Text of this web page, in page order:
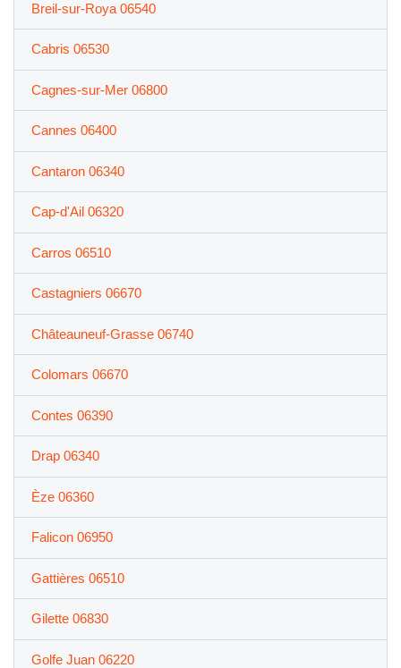
Breil-sur-Roya 06540
Cabris 06530
Cagnes-sur-Mer 06800
Cannes 06400
Cantaron 06340
Cap-d'Ail 06320
Carros 06510
Castagniers 06670
Châteauneuf-Grasse 06740
Colomars 06670
Contes 06390
Drap 06340
Èze 06360
Falicon 06950
Gattières 06510
Gilette 06830
Golfe Juan 06220